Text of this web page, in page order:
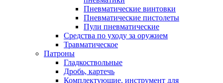
Пневматические винтовки
Пневматические пистолеты
Пули пневматические
Средства по уходу за оружием
Травматическое
Патроны
Гладкоствольные
Дробь, картечь
Комплектующие, инструмент для